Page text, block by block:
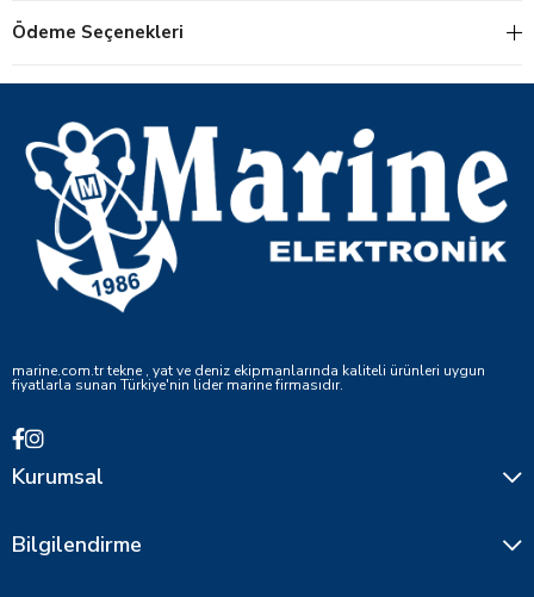
Ödeme Seçenekleri
marine.com.tr tekne , yat ve deniz ekipmanlarında kaliteli ürünleri uygun
fiyatlarla sunan Türkiye'nin lider marine firmasıdır.
Kurumsal
Bilgilendirme